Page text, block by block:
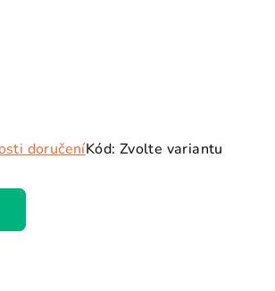
doručeníKód: Zvolte variantu